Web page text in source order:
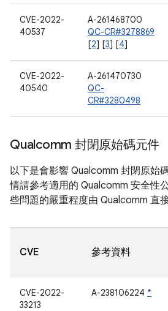
CVE-2022-
40537
A-261468700
QC-CR#3278869
[2] [3] [4]
CVE-2022-
40540
A-261470730
QC-
CR#3280498
Qualcomm 封閉原始碼元件
以下是會影響 Qualcomm 封閉原始
情請參考適用的 Qualcomm 安全性
些問題的嚴重程度由 Qualcomm 直接
CVE 參考資料
CVE-2022-
33213
A-238106224 *